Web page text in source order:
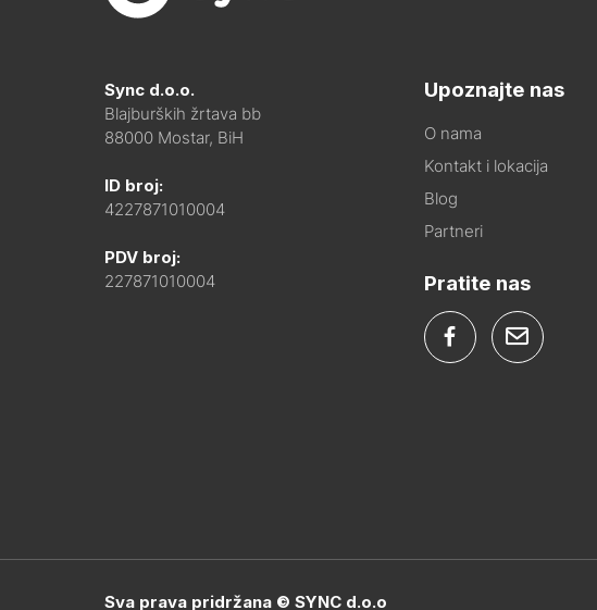
Sync d.o.o.
Blajburških žrtava bb
88000 Mostar, BiH
ID broj:
4227871010004
PDV broj:
227871010004
Upoznajte nas
O nama
Kontakt i lokacija
Blog
Partneri
Pratite nas
Sva prava pridržana © SYNC d.o.o